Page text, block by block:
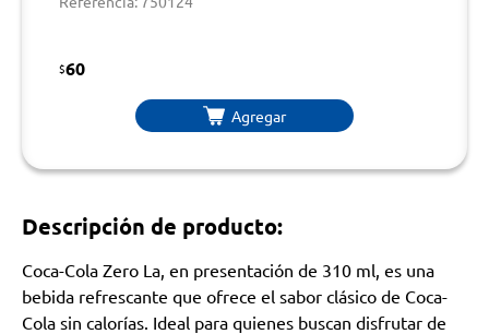
$60
Agregar
Descripción de producto:
Coca-Cola Zero La, en presentación de 310 ml, es una
bebida refrescante que ofrece el sabor clásico de Coca-
Cola sin calorías. Ideal para quienes buscan disfrutar de